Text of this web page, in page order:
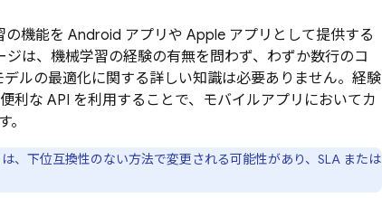
機能を Android アプリや Apple アプリとして提供する
は、機械学習の経験の有無を問わず、わずか数行のコ
ルの最適化に関する詳しい知識は必要ありません。経験
利な API を利用することで、モバイルアプリにおいてカ
、下位互換性のない方法で変更される可能性があり、SLA または